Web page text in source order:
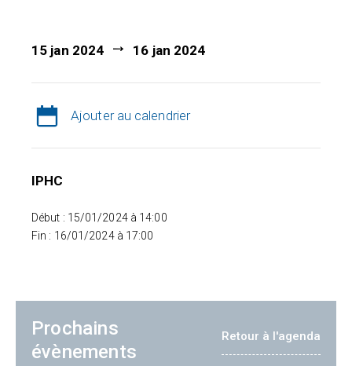
15 jan 2024 16 jan 2024
Ajouter au calendrier
IPHC
Début : 15/01/2024 à 14:00
Fin : 16/01/2024 à 17:00
Prochains
évènements
Retour à l'agenda